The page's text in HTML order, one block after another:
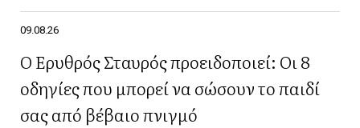
09.08.26
Ο Ερυθρός Σταυρός προειδοποιεί: Οι 8
οδηγίες που μπορεί να σώσουν το παιδί
σας από βέβαιο πνιγμό